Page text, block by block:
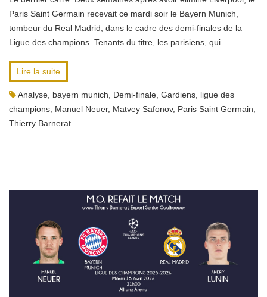
Paris Saint Germain recevait ce mardi soir le Bayern Munich,
tombeur du Real Madrid, dans le cadre des demi-finales de la
Ligue des champions. Tenants du titre, les parisiens, qui
Lire la suite
Analyse bayern munich Demi-finale Gardiens ligue des
champions Manuel Neuer, Matvey Safonov, Paris Saint Germain
Thierry Barnerat